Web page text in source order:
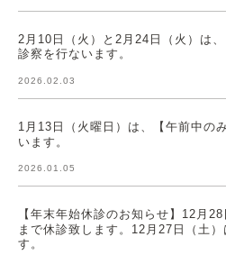
2月10日（火）と2月24日（火）は
診察を行ないます。
2026.02.03
1月13日（火曜日）は、【午前中の
います。
2026.01.05
【年末年始休診のお知らせ】12月
まで休診致します。12月27日（土
す。